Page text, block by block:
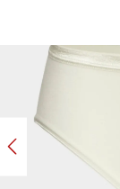
Bildergalerie